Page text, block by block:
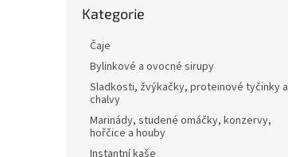
kategorie
Kategorie
Čaje
Bylinkové a ovocné sirupy
Sladkosti, žvýkačky, proteinové tyčinky a
chalvy
Marinády, studené omáčky, konzervy,
hořčice a houby
Instantní kaše